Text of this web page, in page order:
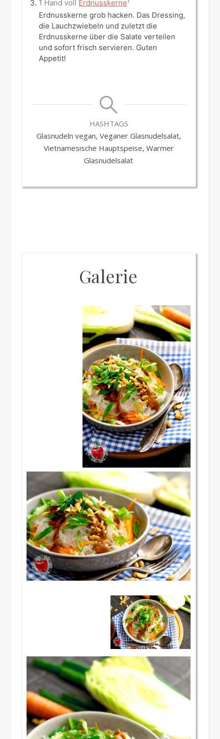
1 Hand voll Erdnusskerne¹
Erdnusskerne grob hacken. Das Dressing,
die Lauchzwiebeln und zuletzt die
Erdnusskerne über die Salate verteilen
und sofort frisch servieren. Guten
Appetit!
HASHTAGS
Glasnudeln vegan, Veganer Glasnudelsalat,
Vietnamesische Hauptspeise, Warmer
Glasnudelsalat